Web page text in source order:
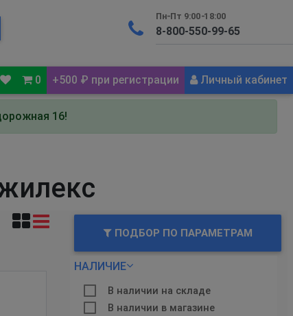
Пн-Пт 9:00-18:00
0 +500 ₽ при регистрации Личный кабинет
16!
ПОДБОР ПО ПАРАМЕТРАМ
НАЛИЧИЕ
В наличии на складе
В наличии в магазине